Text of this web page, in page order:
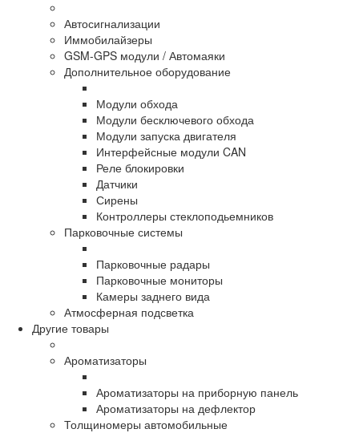
Автосигнализации
Иммобилайзеры
GSM-GPS модули / Автомаяки
Дополнительное оборудование
Модули обхода
Модули бесключевого обхода
Модули запуска двигателя
Интерфейсные модули CAN
Реле блокировки
Датчики
Сирены
Контроллеры стеклоподьемников
Парковочные системы
Парковочные радары
Парковочные мониторы
Камеры заднего вида
Атмосферная подсветка
Другие товары
Ароматизаторы
Ароматизаторы на приборную панель
Ароматизаторы на дефлектор
Толщиномеры автомобильные